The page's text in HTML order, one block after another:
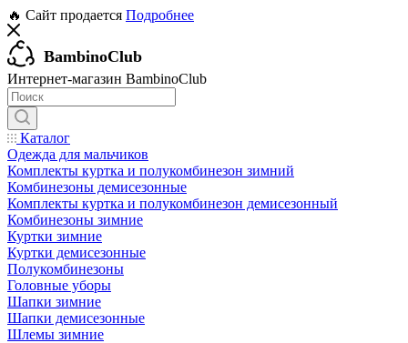
🔥 Сайт продается Подробнее
BambinoClub
Интернет-магазин BambinoClub
Каталог
Одежда для мальчиков
Комплекты куртка и полукомбинезон зимний
Комбинезоны демисезонные
Комплекты куртка и полукомбинезон демисезонный
Комбинезоны зимние
Куртки зимние
Куртки демисезонные
Полукомбинезоны
Головные уборы
Шапки зимние
Шапки демисезонные
Шлемы зимние